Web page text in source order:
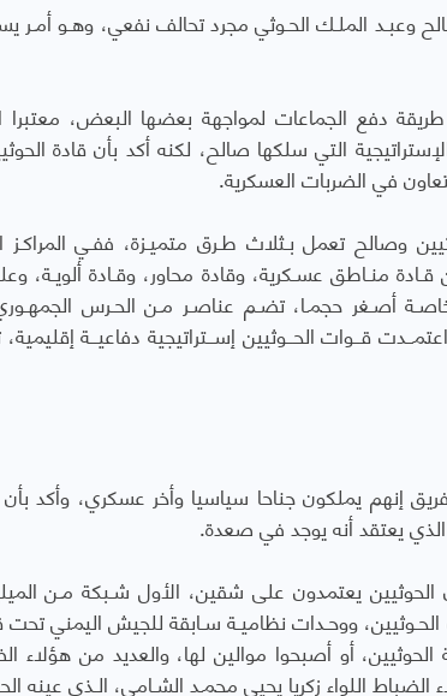
وعبـد الملـك الحـوثي مجرد تحالف نفعي، وهـو أمـر
دفع الجماعات لمواجهة بعضها البعض،
التي سلكها صالح، لكنه أكد بأن قادة
في الضربات العسكرية.
وصالح تعمل بـثلاث طـرق متميـزة، ففـي
منـاطق عسـكرية، وقادة محاور، وقـادة ألويـة،
أصـغر حجمـا، تضـم عناصـر مـن الحـرس
قــوات الحــوثيين إســتراتيجية دفاعيــة
إنهم يملكون جناحا سياسيا وأخر عسكري، وأكد بأن
الذي يعتقد أنه يوجد في صعدة.
يعتمدون على شقين، الأول شـبكة مـن
الحـوثيين، ووحـدات نظاميـة سـابقة للجيش اليمني تحت
الحوثيين، أو أصبحوا موالين لها، والعديد من هؤلاء
اللواء زكريا يحيى محمـد الشـامي، الـذي عينه